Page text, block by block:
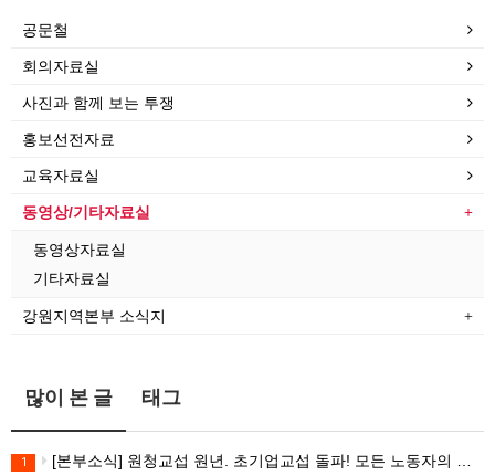
공문철
회의자료실
사진과 함께 보는 투쟁
홍보선전자료
교육자료실
동영상/기타자료실
동영상자료실
기타자료실
강원지역본부 소식지
많이 본 글 태그
1 [본부소식] 원청교섭 원년. 초기업교섭 돌파! 모든 노동자의 노동기본권 쟁취! 민주노총 7.15 총파업대회